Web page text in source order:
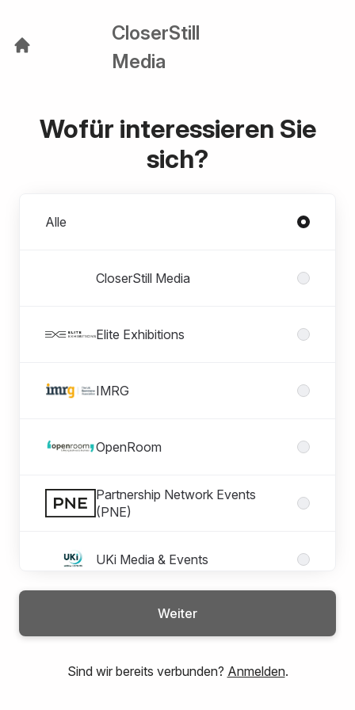
CloserStill
Media
Wofür interessieren Sie
sich?
Alle
CloserStill Media
Elite Exhibitions
IMRG
OpenRoom
Partnership Network Events
(PNE)
UKi Media & Events
Weiter
Sind wir bereits verbunden? Anmelden.